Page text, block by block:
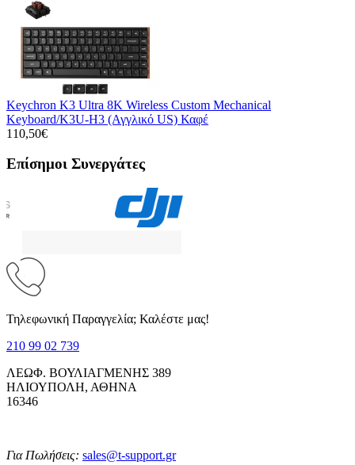
Keychron K3 Ultra 8K Wireless Custom Mechanical
Keyboard/K3U-H3 (Αγγλικό US) Καφέ
110,50€
Επίσημοι Συνεργάτες
Τηλεφωνική Παραγγελία; Καλέστε μας!
210 99 02 739
ΛΕΩΦ. ΒΟΥΛΙΑΓΜΕΝΗΣ 389
ΗΛΙΟΥΠΟΛΗ, ΑΘΗΝΑ
16346
Για Πωλήσεις: sales@t-support.gr